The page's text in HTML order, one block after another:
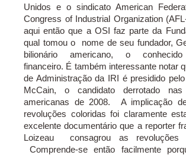
Unidos e o sindicato American
Congress of Industrial Organization
aqui então que a OSI faz parte da
qual tomou o nome de seu fundador,
bilionário americano, o conhecido
financeiro. É também interessante notar
de Administração da IRI é presidido
McCain, o candidato derrotado nas
americanas de 2008. A implicação
revoluções coloridas foi claramente
excelente documentário que a reporter
Loizeau consagrou as revoluções
Comprende-se então facilmente